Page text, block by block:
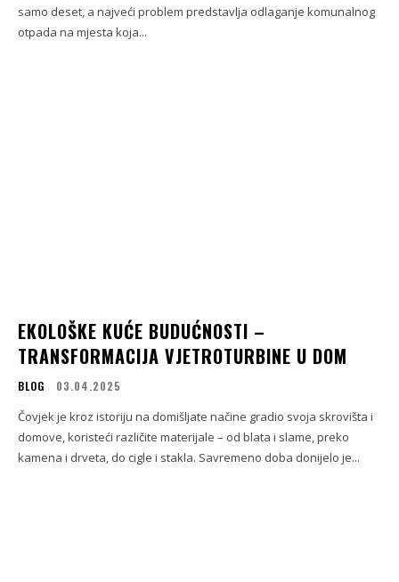
samo deset, a najveći problem predstavlja odlaganje komunalnog
otpada na mjesta koja...
EKOLOŠKE KUĆE BUDUĆNOSTI –
TRANSFORMACIJA VJETROTURBINE U DOM
BLOG 03.04.2025
Čovjek je kroz istoriju na domišljate načine gradio svoja skrovišta i
domove, koristeći različite materijale – od blata i slame, preko
kamena i drveta, do cigle i stakla. Savremeno doba donijelo je...